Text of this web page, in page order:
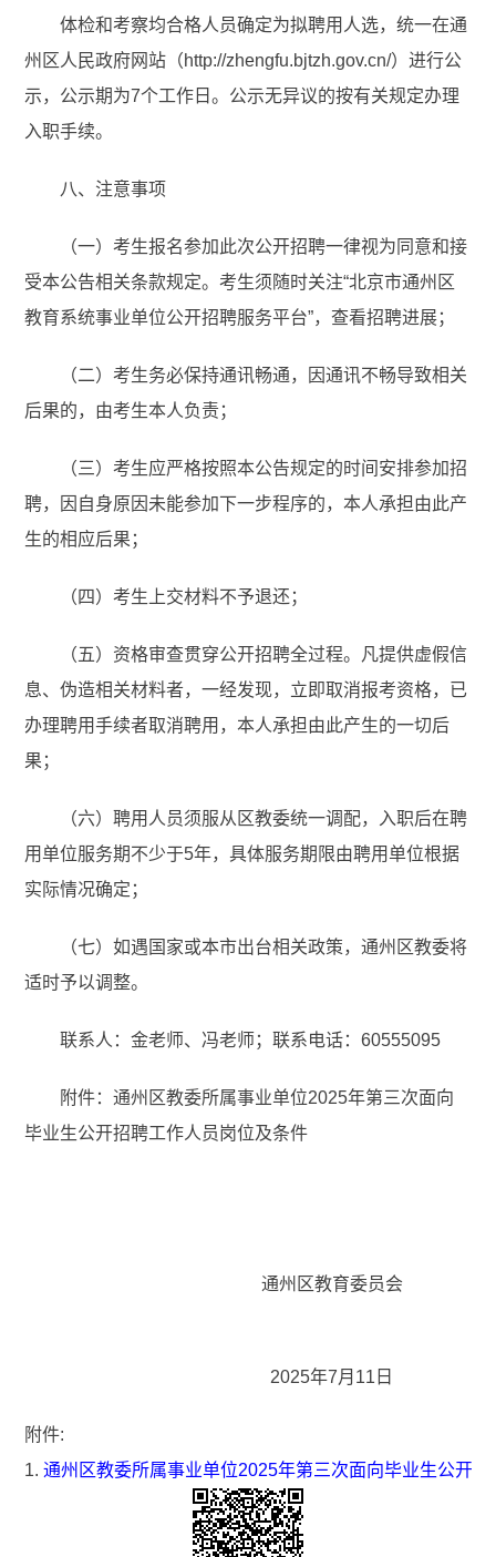
体检和考察均合格人员确定为拟聘用人选，统一在通
州区人民政府网站（http://zhengfu.bjtzh.gov.cn/）进行公
示，公示期为7个工作日。公示无异议的按有关规定办理
入职手续。
八、注意事项
（一）考生报名参加此次公开招聘一律视为同意和接
受本公告相关条款规定。考生须随时关注“北京市通州区
教育系统事业单位公开招聘服务平台”，查看招聘进展；
（二）考生务必保持通讯畅通，因通讯不畅导致相关
后果的，由考生本人负责；
（三）考生应严格按照本公告规定的时间安排参加招
聘，因自身原因未能参加下一步程序的，本人承担由此产
生的相应后果；
（四）考生上交材料不予退还；
（五）资格审查贯穿公开招聘全过程。凡提供虚假信
息、伪造相关材料者，一经发现，立即取消报考资格，已
办理聘用手续者取消聘用，本人承担由此产生的一切后
果；
（六）聘用人员须服从区教委统一调配，入职后在聘
用单位服务期不少于5年，具体服务期限由聘用单位根据
实际情况确定；
（七）如遇国家或本市出台相关政策，通州区教委将
适时予以调整。
联系人：金老师、冯老师；联系电话：60555095
附件：通州区教委所属事业单位2025年第三次面向
毕业生公开招聘工作人员岗位及条件
通州区教育委员会
2025年7月11日
附件:
1.通州区教委所属事业单位2025年第三次面向毕业生公开